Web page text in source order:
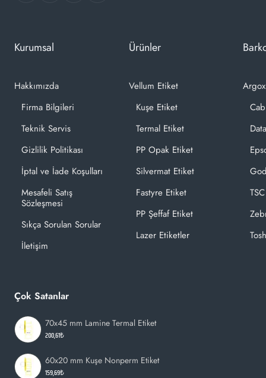
Kurumsal
Hakkımızda
Firma Bilgileri
Teknik Servis
Gizlilik Politikası
İptal ve İade Koşulları
Mesafeli Satış
Sözleşmesi
Sıkça Sorulan Sorular
İletişim
Ürünler
Vellum Etiket
Kuşe Etiket
Termal Etiket
PP Opak Etiket
Silvermat Etiket
Fastyre Etiket
PP Şeffaf Etiket
Lazer Etiketler
Çok Satanlar
70x45 mm Lamine Termal Etiket
200,61₺
60x20 mm Kuşe Nonperm Etiket
159,69₺